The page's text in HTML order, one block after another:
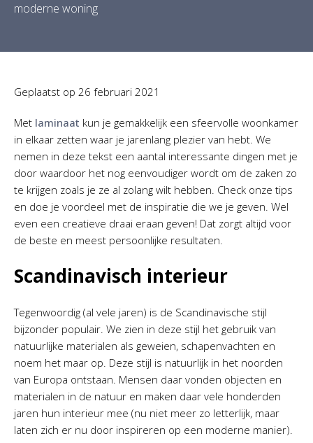
moderne woning
Geplaatst op 26 februari 2021
Met laminaat kun je gemakkelijk een sfeervolle woonkamer
in elkaar zetten waar je jarenlang plezier van hebt. We
nemen in deze tekst een aantal interessante dingen met je
door waardoor het nog eenvoudiger wordt om de zaken zo
te krijgen zoals je ze al zolang wilt hebben. Check onze tips
en doe je voordeel met de inspiratie die we je geven. Wel
even een creatieve draai eraan geven! Dat zorgt altijd voor
de beste en meest persoonlijke resultaten.
Scandinavisch interieur
Tegenwoordig (al vele jaren) is de Scandinavische stijl
bijzonder populair. We zien in deze stijl het gebruik van
natuurlijke materialen als geweien, schapenvachten en
noem het maar op. Deze stijl is natuurlijk in het noorden
van Europa ontstaan. Mensen daar vonden objecten en
materialen in de natuur en maken daar vele honderden
jaren hun interieur mee (nu niet meer zo letterlijk, maar
laten zich er nu door inspireren op een moderne manier).